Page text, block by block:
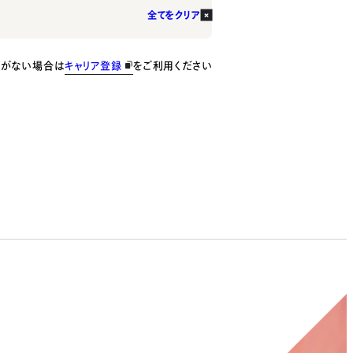
全てをクリア
ない場合はキャリア登録 をご利用ください